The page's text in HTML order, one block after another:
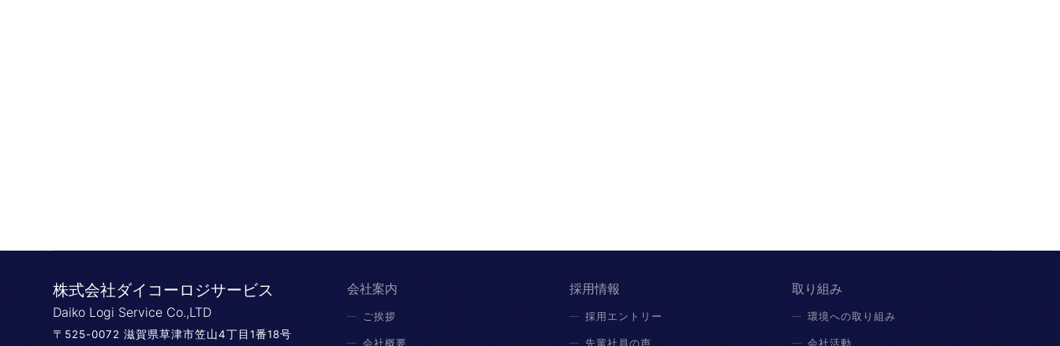
株式会社ダイコーロジサービス
Daiko Logi Service Co.,LTD
〒525-0072 滋賀県草津市笠山4丁目1番18号
会社案内
ご挨拶
会社概要
採用情報
採用エントリー
先輩社員の声
取り組み
環境への取り組み
会社活動